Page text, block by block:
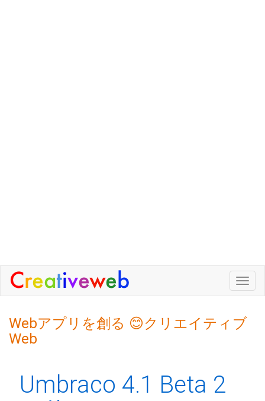
Webアプリを創る 😊クリエイティブ
Web
Umbraco 4.1 Beta 2